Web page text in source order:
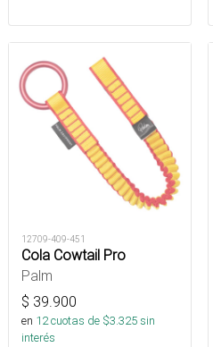
12709-409-451
Cola Cowtail Pro
Palm
$ 39.900
en 12cuotas de $3.325sin
interés